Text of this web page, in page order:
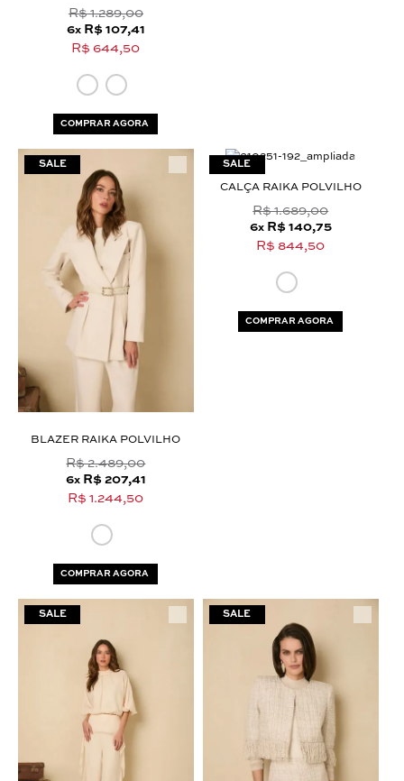
R$ 1.289,00
6x R$ 107,41
R$ 644,50
COMPRAR AGORA
BLAZER RAIKA POLVILHO
R$ 2.489,00
6x R$ 207,41
R$ 1.244,50
COMPRAR AGORA
CALÇA RAIKA POLVILHO
R$ 1.689,00
6x R$ 140,75
R$ 844,50
COMPRAR AGORA